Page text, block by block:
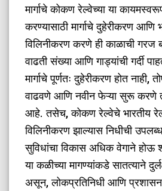
मार्गाचे कोकण रेल्वेच्या या
करण्यासाठी मार्गाचे दुहेरीकरण आणि
विलिनीकरण करणे ही काळाची गरज
वाढती संख्या आणि गाड्यांची गर्दी
मार्गाचे पूर्णतः दुहेरीकरण होत नाही,
वाढवणे आणि नवीन फेऱ्या सुरू करणे
आहे. तसेच, कोकण रेल्वेचे भारतीय
विलिनीकरण झाल्यास निधीची
सुविधांचा विकास अधिक वेगाने होऊ
या कळीच्या मागण्यांकडे सातत्याने
असून, लोकप्रतिनिधी आणि प्रशासन